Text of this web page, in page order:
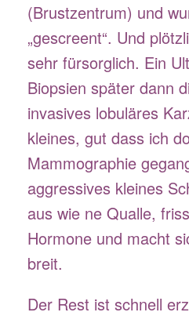
(Brustzentrum) und
„gescreent“. Und
sehr fürsorglich. Ein
Biopsien später dann
invasives lobuläres
kleines, gut dass ich
Mammographie
aggressives kleines
aus wie ne Qualle,
Hormone und macht
breit.
Der Rest ist schnell